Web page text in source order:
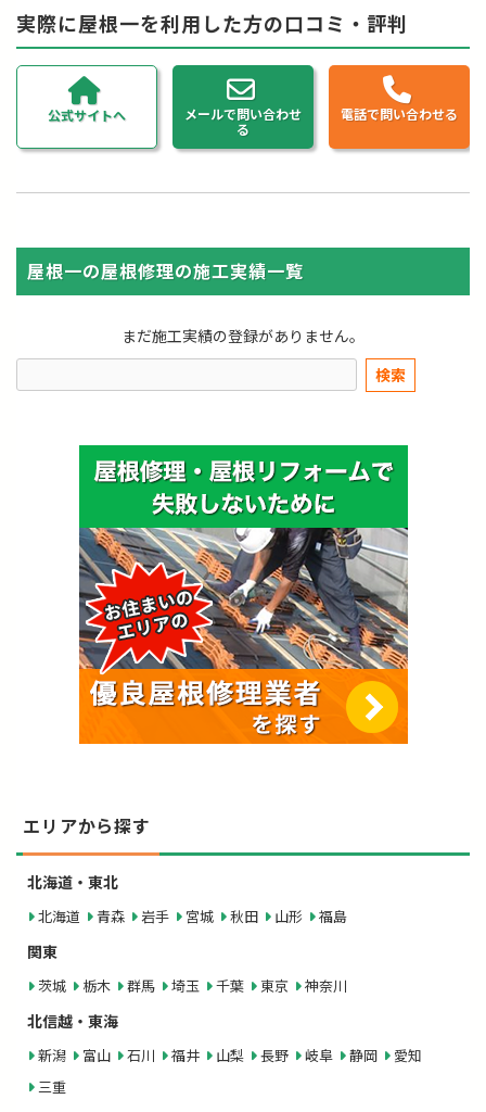
実際に屋根一を利用した方の口コミ・評判
公式サイトへ
メールで問い合わせ
る
電話で問い合わせる
屋根一の屋根修理の施工実績一覧
まだ施工実績の登録がありません。
エリアから探す
北海道・東北
北海道 青森 岩手 宮城 秋田 山形 福島
関東
茨城 栃木 群馬 埼玉 千葉 東京 神奈川
北信越・東海
新潟 富山 石川 福井 山梨 長野 岐阜 静岡
愛知
三重